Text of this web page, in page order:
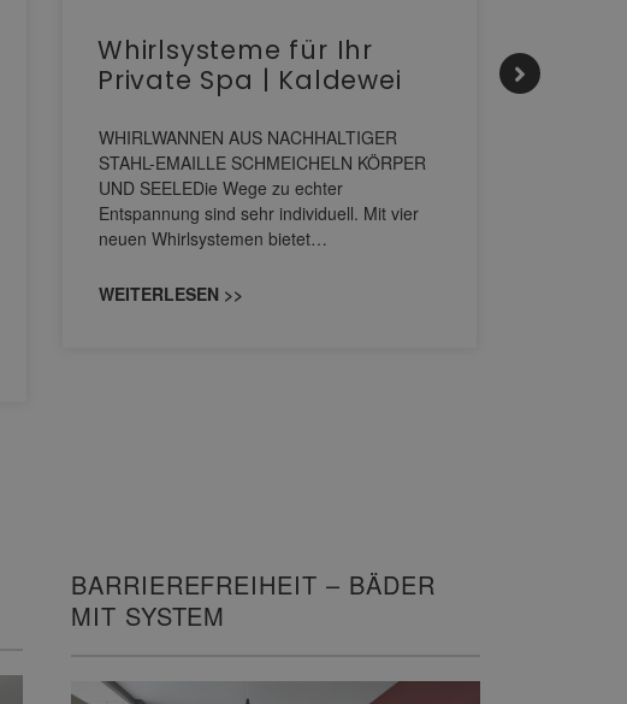
Whirlsysteme für Ihr
Private Spa | Kaldewei
WHIRLWANNEN AUS NACHHALTIGER
STAHL-EMAILLE SCHMEICHELN KÖRPER
UND SEELEDie Wege zu echter
Entspannung sind sehr individuell. Mit vier
neuen Whirlsystemen bietet…
WEITERLESEN >>
BARRIEREFREIHEIT – BÄDER
MIT SYSTEM